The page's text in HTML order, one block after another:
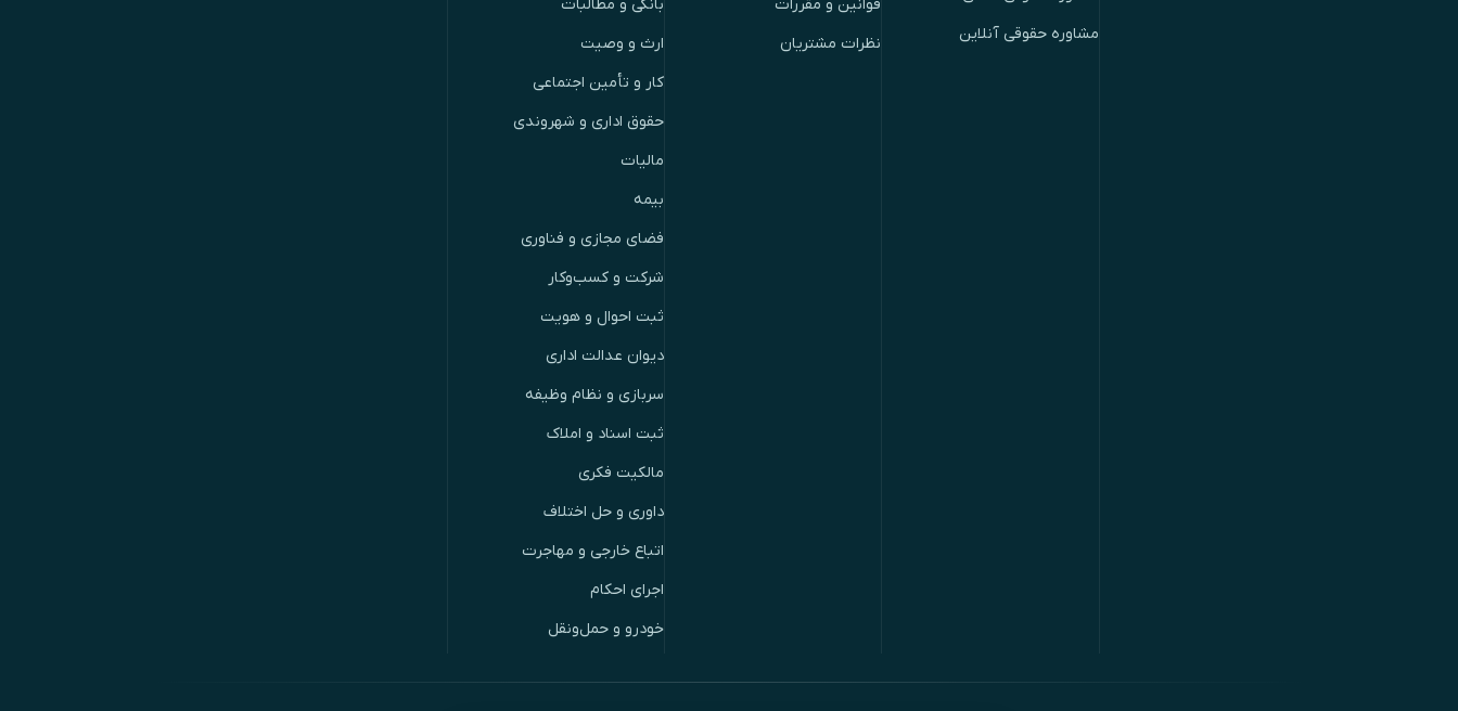
مشاوره حقوقی آنلاین
قوانین و مقررات
نظرات مشتریان
بانکی و مطالبات
ارث و وصیت
کار و تأمین اجتماعی
حقوق اداری و شهروندی
مالیات
بیمه
فضای مجازی و فناوری
شرکت و کسب‌وکار
ثبت احوال و هویت
دیوان عدالت اداری
سربازی و نظام وظیفه
ثبت اسناد و املاک
مالکیت فکری
داوری و حل اختلاف
اتباع خارجی و مهاجرت
اجرای احکام
خودرو و حمل‌ونقل